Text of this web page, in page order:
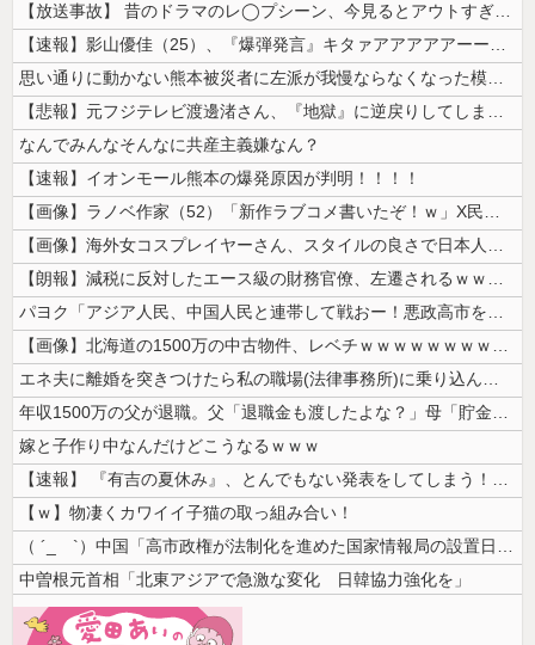
【放送事故】 昔のドラマのレ◯プシーン、今見るとアウトすぎる・・・
【速報】影山優佳（25）、『爆弾発言』キタァアアアアアーーーーー！！
思い通りに動かない熊本被災者に左派が我慢ならなくなった模様、避難所で苦...
【悲報】元フジテレビ渡邊渚さん、『地獄』に逆戻りしてしまう・・・・・
なんでみんなそんなに共産主義嫌なん？
【速報】イオンモール熊本の爆発原因が判明！！！！
【画像】ラノベ作家（52）「新作ラブコメ書いたぞ！ｗ」X民「いい歳こい...
【画像】海外女コスプレイヤーさん、スタイルの良さで日本人を圧倒してしま...
【朗報】減税に反対したエース級の財務官僚、左遷されるｗｗｗｗｗｗ
パヨク「アジア人民、中国人民と連帯して戦おー！悪政高市を打倒するぞー！...
【画像】北海道の1500万の中古物件、レベチｗｗｗｗｗｗｗｗｗｗｗｗｗ...
エネ夫に離婚を突きつけたら私の職場(法律事務所)に乗り込んできた 堂々...
年収1500万の父が退職。父「退職金も渡したよな？」母「貯金なんてない...
嫁と子作り中なんだけどこうなるｗｗｗ
【速報】 『有吉の夏休み』、とんでもない発表をしてしまう！！！！！
【ｗ】物凄くカワイイ子猫の取っ組み合い！
（ ´_ゝ`）中国「高市政権が法制化を進めた国家情報局の設置日が7月3...
中曽根元首相「北東アジアで急激な変化 日韓協力強化を」